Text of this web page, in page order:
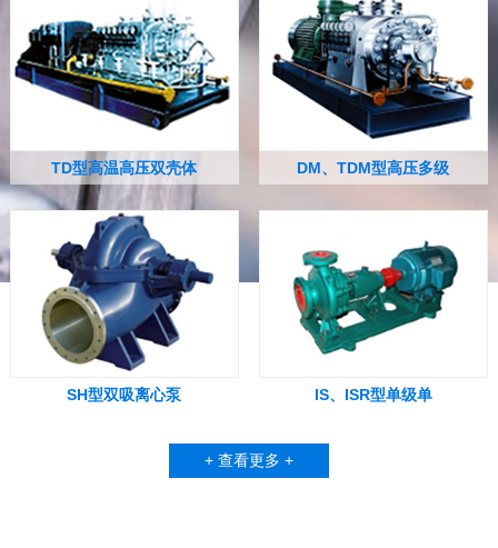
TD型高温高压双壳体 DM、TDM型高压多级
SH型双吸离心泵 IS、ISR型单级单
+ 查看更多 +